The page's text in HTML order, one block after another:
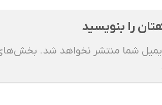
را بنویسید
شما منتشر نخواهد شد. بخش‌های